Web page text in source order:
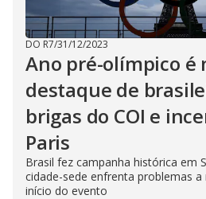
DO R7/31/12/2023
Ano pré-olímpico é
destaque de
brigas do COI e
Paris
Brasil fez campanha histórica em
cidade-sede enfrenta problemas
início do evento